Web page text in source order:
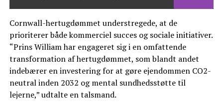
Cornwall-hertugdømmet understregede, at de
prioriterer både kommerciel succes og sociale initiativer.
“Prins William har engageret sig i en omfattende
transformation af hertugdømmet, som blandt andet
indebærer en investering for at gøre ejendommen CO2-
neutral inden 2032 og mental sundhedsstøtte til
lejerne,” udtalte en talsmand.